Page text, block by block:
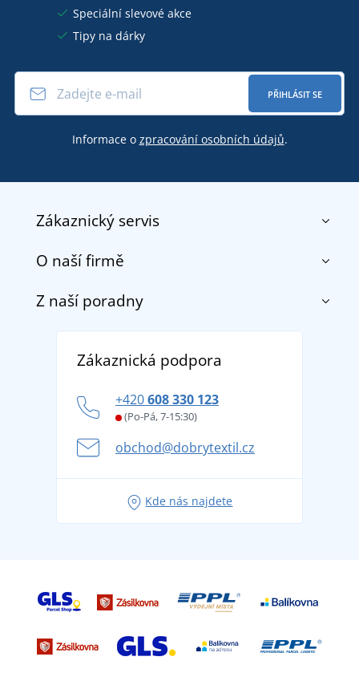
Speciální slevové akce
Tipy na dárky
PŘIHLÁSIT SE
Informace o zpracování osobních údajů.
Zákaznický servis
Kontakt
Doprava a platba
Vrácení zboží a reklamace
Potisk a výšivka
Věrnostní program BONTIS +
O naší firmě
O nás
DobrýTextil pro firmy a organizace
Z naší poradny
tradicí od roku 1976
Letní dobrodružství začíná balením aneb připravte
se na dovolenou bez starostí
Zákaznická podpora
+420608 330 123
(Po-Pá, 7-15:30)
obchod@dobrytextil.cz
Kde nás najdete